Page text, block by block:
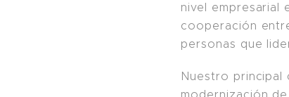
nivel empresarial
cooperación
personas que
Nuestro principal